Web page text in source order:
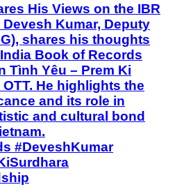
His Views on the IBR
Kumar, Deputy
shares his thoughts
Book of Records
Tình Yêu – Prem Ki
He highlights the
and its role in
and cultural bond
#DeveshKumar